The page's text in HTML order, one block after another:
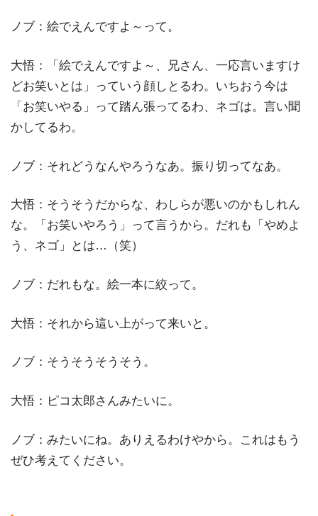
ノブ：絵でえんですよ～って。
大悟：「絵でえんですよ～、兄さん、一応言いますけ
どお笑いとは」っていう顔しとるわ。いちおう今は
「お笑いやる」って踏ん張ってるわ、ネゴは。言い聞
かしてるわ。
ノブ：それどうなんやろうなあ。振り切ってなあ。
大悟：そうそうだからな、わしらが悪いのかもしれん
な。「お笑いやろう」って言うから。だれも「やめよ
う、ネゴ」とは…（笑）
ノブ：だれもな。絵一本に絞って。
大悟：それから這い上がって来いと。
ノブ：そうそうそうそう。
大悟：ピコ太郎さんみたいに。
ノブ：みたいにね。ありえるわけやから。これはもう
ぜひ考えてください。